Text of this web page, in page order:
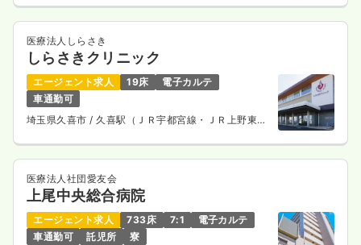
医療法人しらさき
しらさきクリニック
エージェント求人 19床
電子カルテ
車通勤可
埼玉県久喜市 / 久喜駅（ＪＲ宇都宮線・ＪＲ上野東京
医療法人社団愛友会
上尾中央総合病院
エージェント求人 733床 7:1
電子カルテ
車通勤可
託児所 寮